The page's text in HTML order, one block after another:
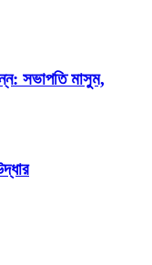
সভাপতি মাসুম,